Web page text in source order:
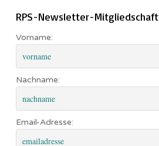
RPS-Newsletter-Mitgliedschaft
Vorname:
Nachname:
Email-Adresse: